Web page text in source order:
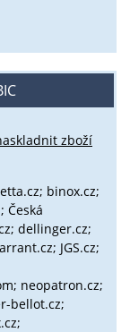
zboží
binox.cz;
Česká
dellinger.cz;
JGS.cz;
neopatron.cz;
bellot.cz;